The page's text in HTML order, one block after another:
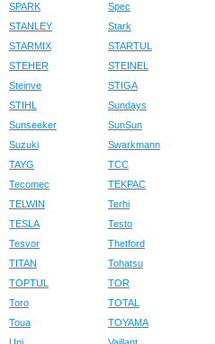
SPARK
Spec
STANLEY
Stark
STARMIX
STARTUL
STEHER
STEINEL
Steinve
STIGA
STIHL
Sundays
Sunseeker
SunSun
Suzuki
Swarkmann
TAYG
TCC
Tecomec
TEKPAC
TELWIN
Terhi
TESLA
Testo
Tesvor
Thetford
TITAN
Tohatsu
TOPTUL
TOR
Toro
TOTAL
Toua
TOYAMA